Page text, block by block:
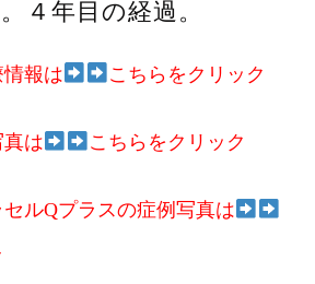
４年目の経過。
報は こちらをクリック
は こちらをクリック
ルQプラスの症例写真は